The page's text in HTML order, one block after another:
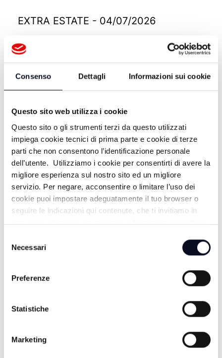
Consenso Dettagli Informazioni sui cookie
Questo sito web utilizza i cookie
Questo sito o gli strumenti terzi da questo utilizzati
impiega cookie tecnici di prima parte e cookie di terze
parti che non consentono l’identificazione personale
dell’utente. Utilizziamo i cookie per consentirti di avere la
migliore esperienza sul nostro sito ed un migliore
servizio. Per negare, acconsentire o limitare l’uso dei
cookie puoi impostare adeguatamente il tuo browser o
seguire le indicazioni qui contenute, che ti invitiamo in
ogni caso a leggere per maggiori informazioni in materia
delNecessari
Preferenze
Statistiche
Marketing
EXTRA ESTATE - 04/07/2026
EXTRA ESTATE - 27/06/2026
EXTRA ESTATE - 20/06/2026
1 MESE FA
EXTRA ESTATE - 20/06/2026
EXTRA ESTATE - 10/08/2024
EXTRA ESTATE - 09/08/2024